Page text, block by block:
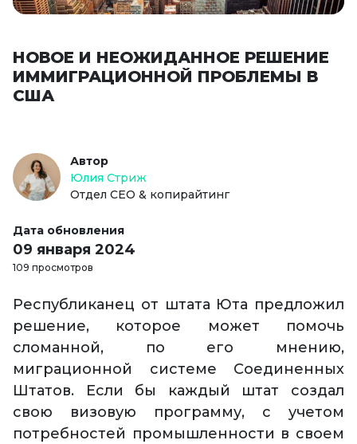
НОВОЕ И НЕОЖИДАННОЕ РЕШЕНИЕ
ИММИГРАЦИОННОЙ ПРОБЛЕМЫ В
США
Автор
Юлия Стриж
Отдел СЕО & копирайтинг
Дата обновления
09 января 2024
109 просмотров
Республиканец от штата Юта предложил
решение, которое может помочь
сломанной, по его мнению,
миграционной системе Соединенных
Штатов. Если бы каждый штат создал
свою визовую программу, с учетом
потребностей промышленности в своем